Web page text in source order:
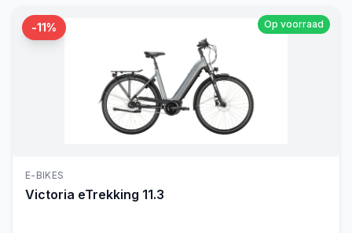
-11% Op voorraad
E-BIKES
Victoria eTrekking 11.3